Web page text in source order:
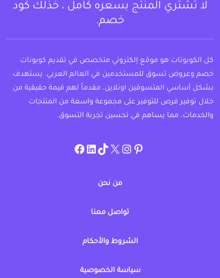
لا تشتري المنتج بسعره كامل ، خذلك كود
خصم.
كل الكوبونات هو موقع إلكتروني متخصص في تقديم كوبونات
خصم وعروض تسوق للمستخدمين في العالم العربي. يستهدف
بشكل أساسي المتسوقين اونلاين، مقدماً لهم قيمة حقيقية من
خلال توفير فرص للتوفير على مجموعة واسعة من المنتجات
والخدمات، مما يساهم في تحسين تجربة التسوق.
pinterest
allcouponat
twitter
TikTok
linkedin
facebook
من نحن
تواصل معنا
الشروط والأحكام
سياسة الخصوصية